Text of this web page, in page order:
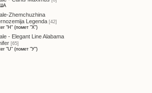
Zhemchuzhina
Legenda [42]
"H" (помет "Х")
- Elegant Line Alabama
[65]
"U" (помет "У")